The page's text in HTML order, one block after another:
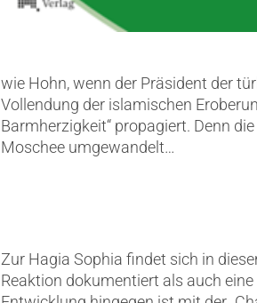
wie Hohn, wenn der Präsident der
Vollendung der islamischen
Barmherzigkeit“ propagiert. Denn
Moschee umgewandelt…
Zur Hagia Sophia findet sich in
Reaktion dokumentiert als auch